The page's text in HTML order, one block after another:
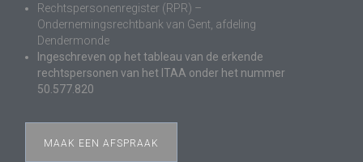
Rechtspersonenregister (RPR) –
Ondernemingsrechtbank van Gent, afdeling
Dendermonde
Ingeschreven op het tableau van de erkende
rechtspersonen van het ITAA onder het nummer
50.577.820
MAAK EEN AFSPRAAK